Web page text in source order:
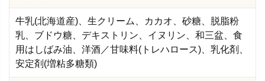
牛乳(北海道産)、生クリーム、カカオ、砂糖、脱脂粉
乳、ブドウ糖、デキストリン、イヌリン、和三盆、食
用はしばみ油、洋酒／甘味料(トレハロース)、乳化剤、
安定剤(増粘多糖類)